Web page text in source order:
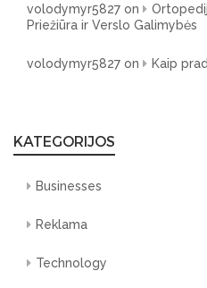
volodymyr5827 on
Priežiūra ir Verslo Galimybės
volodymyr5827 on Kaip
KATEGORIJOS
Businesses
Reklama
Technology